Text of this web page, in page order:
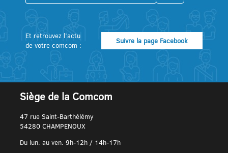
Et retrouvez l’actu
de votre comcom :
Suivre la page Facebook
Siège de la Comcom
47 rue Saint-Barthélémy
54280 CHAMPENOUX
Du lun. au ven. 9h-12h / 14h-17h